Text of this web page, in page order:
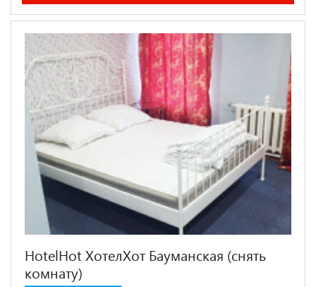
HotelHot ХотелХот Бауманская (снять
комнату)